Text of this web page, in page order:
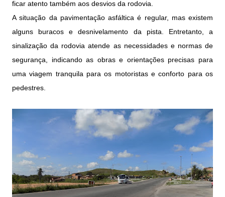
ficar atento também aos desvios da rodovia.
A situação da pavimentação asfáltica é regular, mas existem
alguns buracos e desnivelamento da pista. Entretanto, a
sinalização da rodovia atende as necessidades e normas de
segurança, indicando as obras e orientações precisas para
uma viagem tranquila para os motoristas e conforto para os
pedestres.